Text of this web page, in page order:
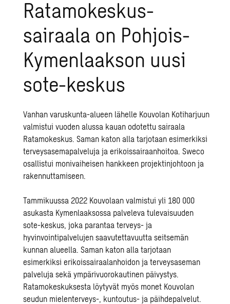
Ratamokeskus-
sairaala on Pohjois-
Kymenlaakson uusi
sote-keskus
Vanhan varuskunta-alueen lähelle Kouvolan Kotiharjuun
valmistui vuoden alussa kauan odotettu sairaala
Ratamokeskus. Saman katon alla tarjotaan esimerkiksi
terveysasemapalveluja ja erikoissairaanhoitoa. Sweco
osallistui monivaiheisen hankkeen projektinjohtoon ja
rakennuttamiseen.
Tammikuussa 2022 Kouvolaan valmistui yli 180 000
asukasta Kymenlaaksossa palveleva tulevaisuuden
sote-keskus, joka parantaa terveys- ja
hyvinvointipalvelujen saavutettavuutta seitsemän
kunnan alueella. Saman katon alla tarjotaan
esimerkiksi erikoissairaalanhoidon ja terveysaseman
palveluja sekä ympärivuorokautinen päivystys.
Ratamokeskuksesta löytyvät myös monet Kouvolan
seudun mielenterveys-, kuntoutus- ja päihdepalvelut.